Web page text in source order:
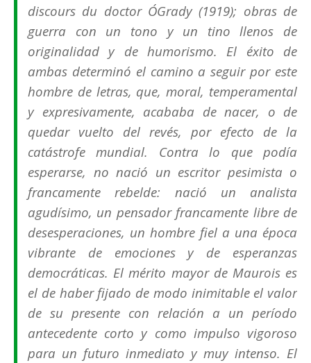
discours du doctor O´Grady (1919); obras de
guerra con un tono y un tino llenos de
originalidad y de humorismo. El éxito de
ambas determinó el camino a seguir por este
hombre de letras, que, moral, temperamental
y expresivamente, acababa de nacer, o de
quedar vuelto del revés, por efecto de la
catástrofe mundial. Contra lo que podía
esperarse, no nació un escritor pesimista o
francamente rebelde: nació un analista
agudísimo, un pensador francamente libre de
desesperaciones, un hombre fiel a una época
vibrante de emociones y de esperanzas
democráticas. El mérito mayor de Maurois es
el de haber fijado de modo inimitable el valor
de su presente con relación a un período
antecedente corto y como impulso vigoroso
para un futuro inmediato y muy intenso. El